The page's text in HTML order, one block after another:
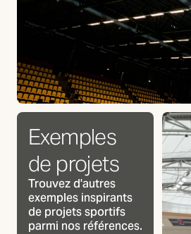
Sport et athlétisme
Exemples
de projets
Trouvez d'autres
exemples inspirants
de projets sportifs
parmi nos références.